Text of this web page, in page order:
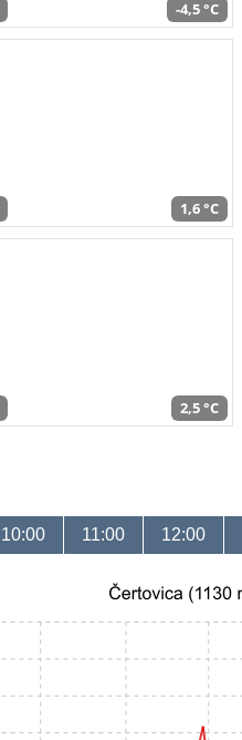
-4,5 °C
1,6 °C
2,5 °C
10:00 11:00 12:00